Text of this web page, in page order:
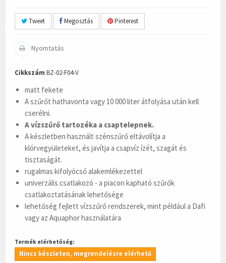
Tweet Megosztás Pinterest
Nyomtatás
Cikkszám BZ-02-F04-V
matt fekete
A szűrőt hathavonta vagy 10 000 liter átfolyása után kell
cserélni.
A vízszűrő tartozéka a csaptelepnek.
A készletben használt szénszűrő eltávolítja a
klórvegyületeket, és javítja a csapvíz ízét, szagát és
tisztaságát.
rugalmas kifolyócső alakemlékezettel
univerzális csatlakozó - a piacon kapható szűrők
csatlakoztatásának lehetősége
lehetőség fejlett vízszűrő rendszerek, mint például a Dafi
vagy az Aquaphor használatára
Termék elérhetőség:
Nincs készleten, megrendelésre elérhető